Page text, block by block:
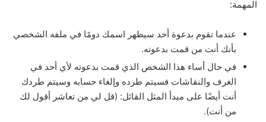
المهمة:
عندما تقوم بدعوة أحد سيظهر اسمك دومًا في ملفه الشخصي
بأنك أنت من قمت بدعوته.
في حال أساء هذا الشخص الذي قمت بدعوته لأي أحد في
الغرف والنقاشات فسيتم طرده وإلغاء حسابه وسيتم طردك
أنت أيضًا على مبدأ المثل القائل: (قل لي من تعاشر أقول لك
من أنت).